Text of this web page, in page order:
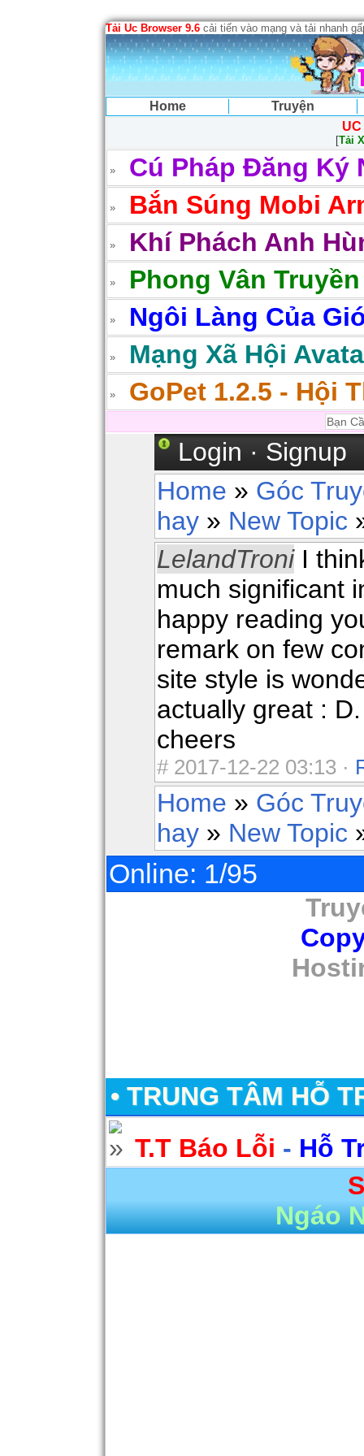
Tải Uc Browser 9.6 cải tiến vào mạng và tải nhanh
Home
Truyện
[Tải
Cú Pháp Đăng Ký
Bắn Súng Mobi
Khí Phách Anh
Phong Vân
Ngôi Làng Của
Mạng Xã Hội
GoPet 1.2.5 - Hội
Login · Signup
Home » Góc
hay » New Topic
LelandTroniI
much significant
happy reading
remark on few
site style is
actually great :
cheers
#2017-12-22 03:13 ·
Home » Góc
hay » New Topic
Online: 1/95
• TRUNG TÂM HỖ
T.T Báo Lỗi - Hỗ
Ngáo